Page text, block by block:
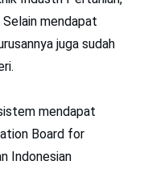
mendapat
juga sudah
mendapat
Board for
Indonesian